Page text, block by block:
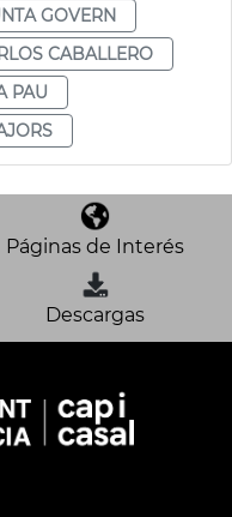
GOVERN
CABALLERO
PAU
Páginas de Interés
Descargas